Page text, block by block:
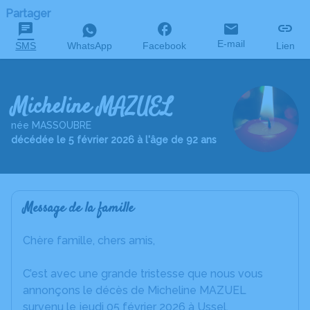
Partager
SMS WhatsApp Facebook E-mail Lien
Micheline MAZUEL
née MASSOUBRE
décédée le 5 février 2026 à l'âge de 92 ans
Message de la famille
Chère famille, chers amis,
C’est avec une grande tristesse que nous vous
annonçons le décès de Micheline MAZUEL
survenu le jeudi 05 février 2026 à Ussel.